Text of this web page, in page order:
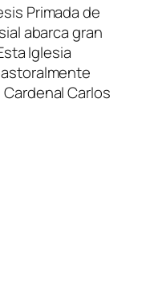
Primada de
abarca gran
Iglesia
Carlos